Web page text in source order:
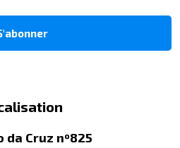
da Cruz nº825